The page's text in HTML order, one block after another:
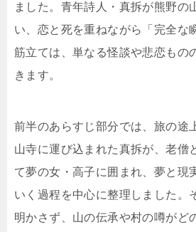
ました。青年詩人・真拆が熊野の
い、恋と死を重ねながら「完全な
筋立ては、単なる怪談や悲恋もの
きます。
前半のあらすじ部分では、旅の途
山寺に運び込まれた真拆が、老僧
て夢の女・高子に囲まれ、夢と現
いく過程を中心に整理しました。
明かさず、山の伝承や村の噂がど